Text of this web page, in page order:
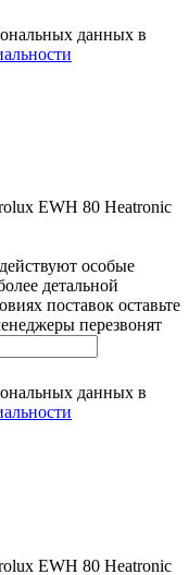
данных в
EWH 80 Heatronic
особые
детальной
поставок оставьте
перезвонят
данных в
EWH 80 Heatronic